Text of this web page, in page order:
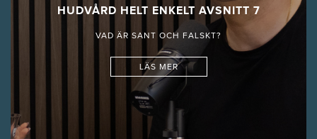
HUDVÅRD HELT ENKELT AVSNITT 7
VAD ÄR SANT OCH FALSKT?
LÄS MER